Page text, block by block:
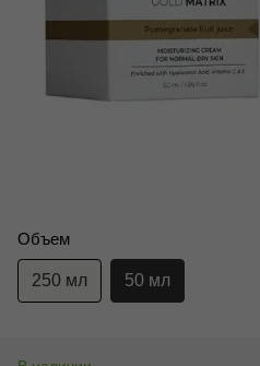
Объем
250 мл 50 мл